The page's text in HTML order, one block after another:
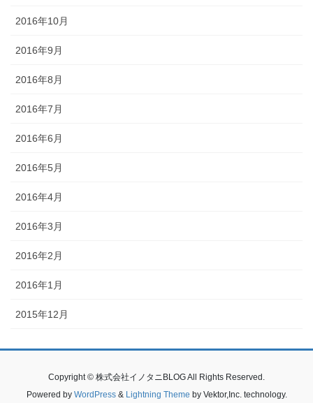
2016年10月
2016年9月
2016年8月
2016年7月
2016年6月
2016年5月
2016年4月
2016年3月
2016年2月
2016年1月
2015年12月
Copyright © 株式会社イノタニBLOG All Rights Reserved.
Powered by WordPress& Lightning Theme by Vektor,Inc. technology.